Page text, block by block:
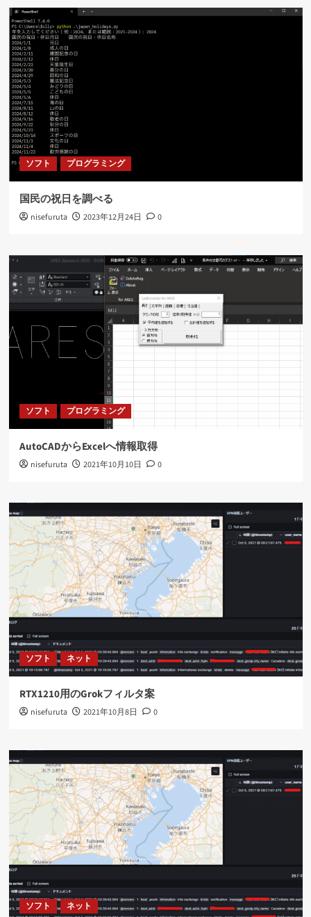
ソフト プログラミング
国民の祝日を調べる
nisefuruta 2023年12月24日 0
ソフト プログラミング
AutoCADからExcelへ情報取得
nisefuruta 2021年10月10日 0
ソフト ネット
RTX1210用のGrokフィルタ案
nisefuruta 2021年10月8日 0
ソフト ネット